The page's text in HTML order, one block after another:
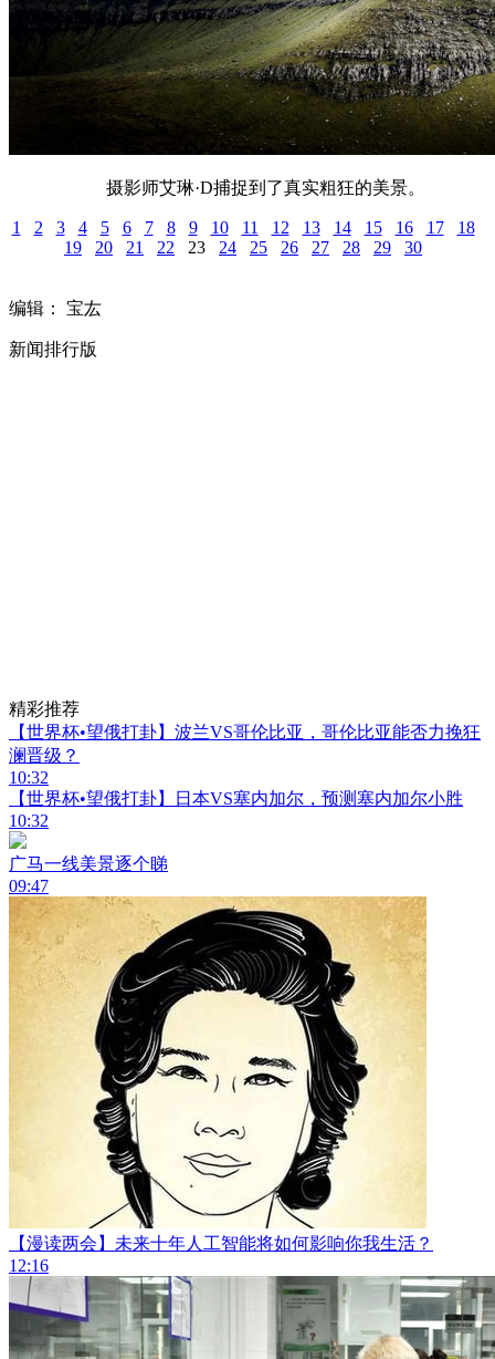
摄影师艾琳·D捕捉到了真实粗狂的美景。
1 2 3 4 5 6 7 8 9 10 11 12 13 14 15 16 17
18
19
20 21 22 23 24 25 26 27 28 29 30
编辑： 宝厷
新闻排行版
精彩推荐
【世界杯•望俄打卦】波兰VS哥伦比亚，哥伦比亚能否力挽狂
澜晋级？
10:32
【世界杯•望俄打卦】日本VS塞内加尔，预测塞内加尔小胜
10:32
广马一线美景逐个睇
09:47
【漫读两会】未来十年人工智能将如何影响你我生活？
12:16